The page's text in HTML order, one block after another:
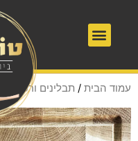
עמוד הבית / תבלינים ורטבים